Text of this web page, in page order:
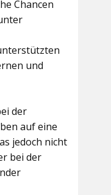
Chancen
und
der
auf eine
jedoch nicht
bei der